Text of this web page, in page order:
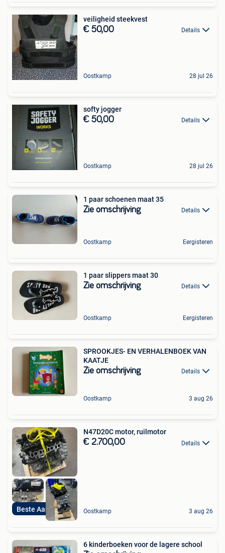
veiligheid steekvest
€ 50,00 Details
Oostkamp 28 jul 26
softy jogger
€ 50,00 Details
Oostkamp 28 jul 26
1 paar schoenen maat 35
Zie omschrijving Details
Oostkamp Eergisteren
1 paar slippers maat 30
Zie omschrijving Details
Oostkamp Eergisteren
SPROOKJES- EN VERHALENBOEK VAN
KAATJE
Zie omschrijving Details
Oostkamp 3 aug 26
Beste Aanbieding
N47D20C motor, ruilmotor
€ 2.700,00 Details
Oostkamp 3 aug 26
6 kinderboeken voor de lagere school